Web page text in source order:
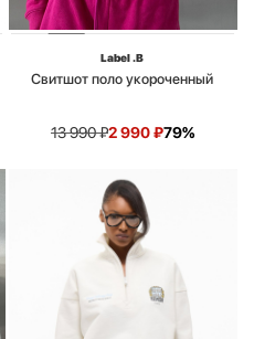
Label .B
Свитшот поло укороченный
13 990₽2 990₽79%